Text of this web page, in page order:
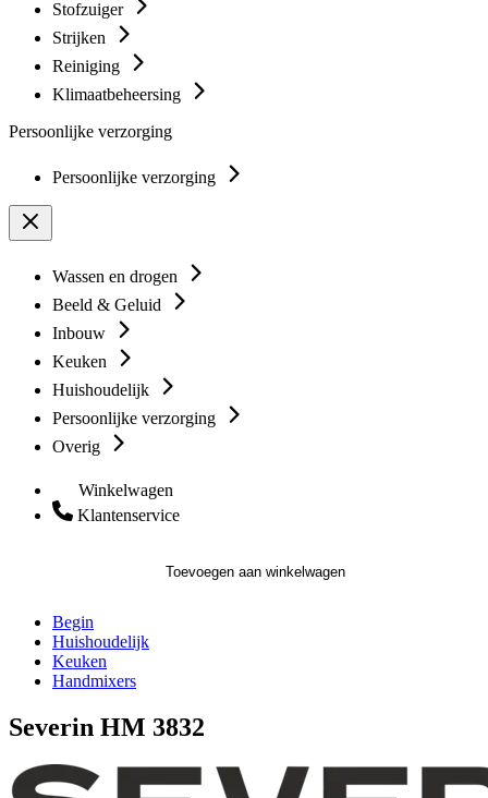
Stofzuiger
Strijken
Reiniging
Klimaatbeheersing
Persoonlijke verzorging
Persoonlijke verzorging
Wassen en drogen
Beeld & Geluid
Inbouw
Keuken
Huishoudelijk
Persoonlijke verzorging
Overig
Winkelwagen
Klantenservice
Toevoegen aan winkelwagen
Begin
Huishoudelijk
Keuken
Handmixers
Severin HM 3832